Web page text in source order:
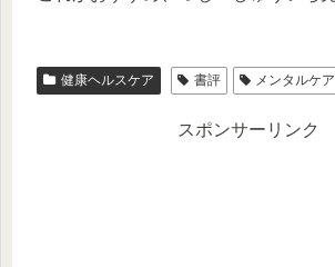
健康ヘルスケア 書評 メンタルケア
スポンサーリンク